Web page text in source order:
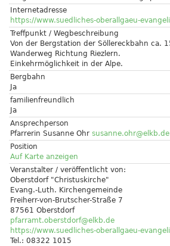
Internetadresse
https://www.suedliches-oberallgaeu-
Treffpunkt / Wegbeschreibung
Von der Bergstation der Söllereckbahn ca.
Wanderweg Richtung Riezlern.
Einkehrmöglichkeit in der Alpe.
Bergbahn
Ja
familienfreundlich
Ja
Ansprechperson
Pfarrerin Susanne Ohr susanne.ohr@elkb.de
Position
Auf Karte anzeigen
Veranstalter / veröffentlicht von:
Oberstdorf "Christuskirche"
Evang.-Luth. Kirchengemeinde
Freiherr-von-Brutscher-Straße 7
87561 Oberstdorf
pfarramt.oberstdorf@elkb.de
https://www.suedliches-oberallgaeu-
Tel.: 08322 1015